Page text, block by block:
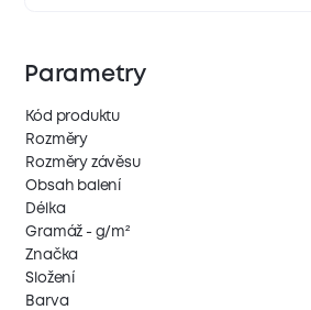
Parametry
Kód produktu
Rozměry
Rozměry závěsu
Obsah balení
Délka
Gramáž - g/m²
Značka
Složení
Barva